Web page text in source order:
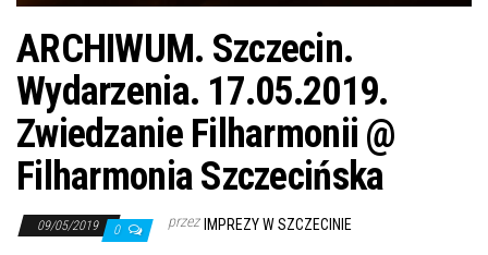
ARCHIWUM. Szczecin.
Wydarzenia. 17.05.2019.
Zwiedzanie Filharmonii @
Filharmonia Szczecińska
09/05/2019 0 przez IMPREZY W SZCZECINIE